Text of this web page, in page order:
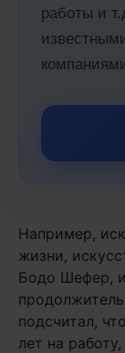
работы и
Например,
жизни,
Бодо Шефер,
подсчитал,
лет на